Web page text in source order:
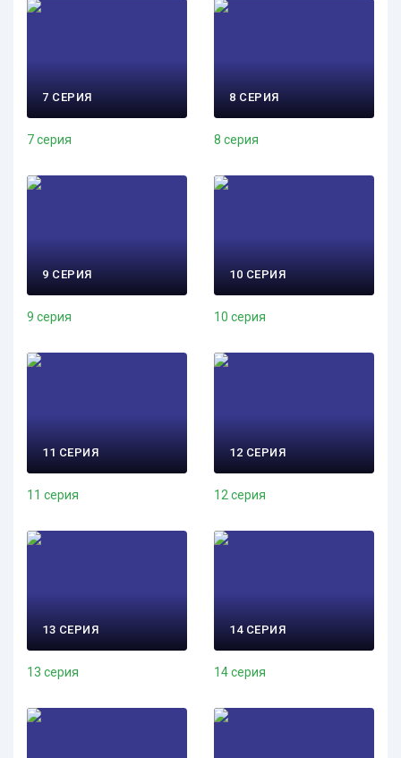
7 СЕРИЯ
7 серия
8 СЕРИЯ
8 серия
9 СЕРИЯ
9 серия
10 СЕРИЯ
10 серия
11 СЕРИЯ
11 серия
12 СЕРИЯ
12 серия
13 СЕРИЯ
13 серия
14 СЕРИЯ
14 серия